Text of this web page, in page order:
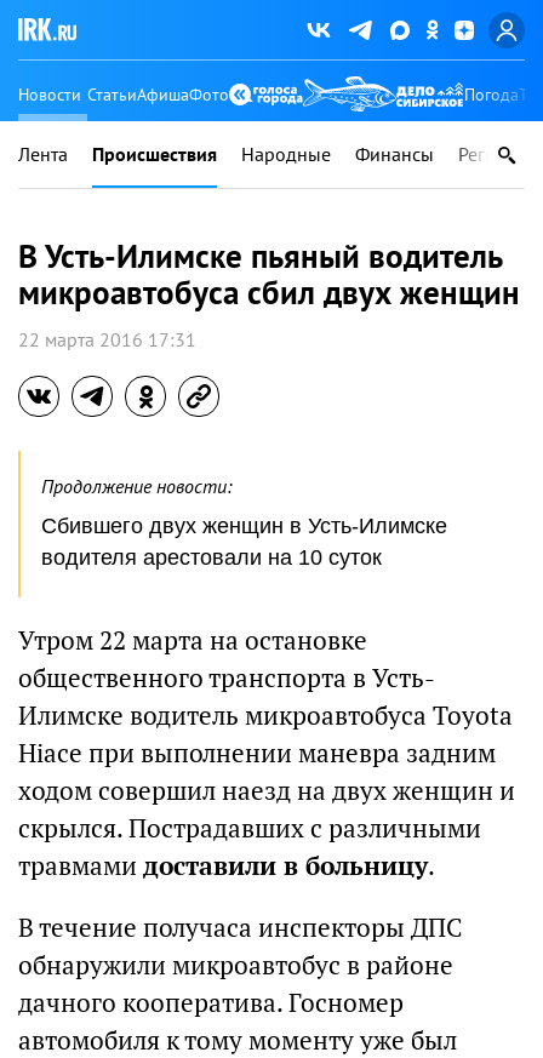
Новости СтатьиАфишаФото Погода
Лента Происшествия Народные Финансы Регионы
В Усть-Илимске пьяный водитель
микроавтобуса сбил двух женщин
22 марта 2016 17:31
Продолжение новости:
Сбившего двух женщин в Усть-Илимске
водителя арестовали на 10 суток
Утром 22 марта на остановке
общественного транспорта в Усть-
Илимске водитель микроавтобуса Toyota
Hiace при выполнении маневра задним
ходом совершил наезд на двух женщин и
скрылся. Пострадавших с различными
травмами доставили в больницу.
В течение получаса инспекторы ДПС
обнаружили микроавтобус в районе
дачного кооператива. Госномер
автомобиля к тому моменту уже был